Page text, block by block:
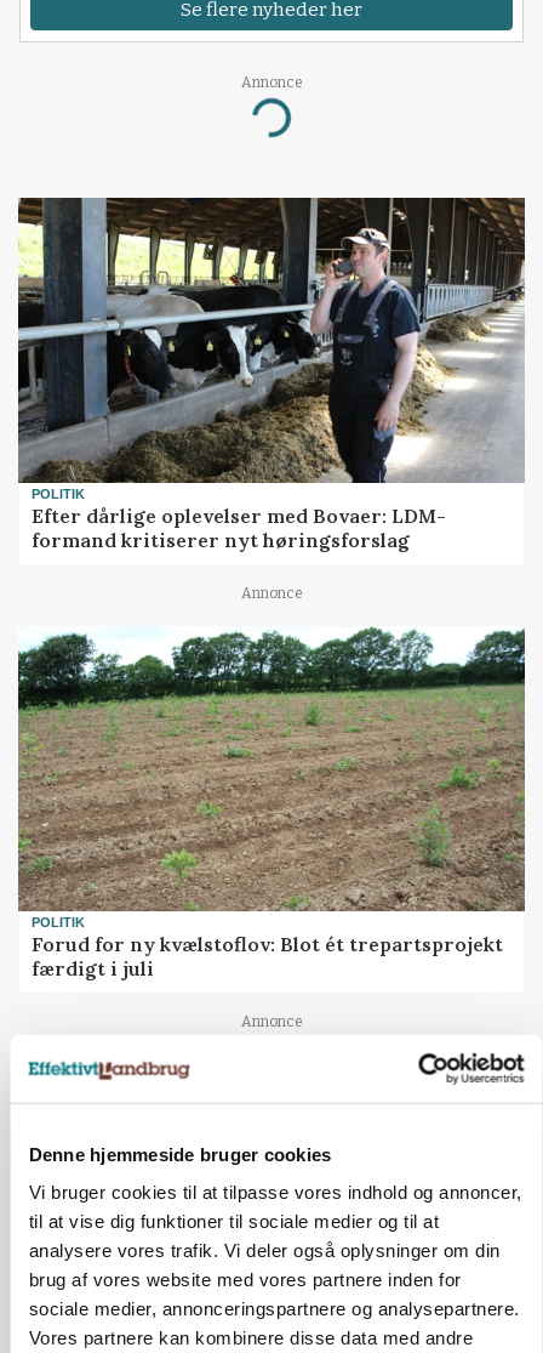
Denne hjemmeside bruger cookies
Vi bruger cookies til at tilpasse vores indhold og annoncer,
til at vise dig funktioner til sociale medier og til at
analysere vores trafik. Vi deler også oplysninger om din
brug af vores website med vores partnere inden for
sociale medier, annonceringspartnere og analysepartnere.
Vores partnere kan kombinere disse data med andre
Se flere nyheder her
Annonce
Loading...
POLITIK
Efter dårlige oplevelser med Bovaer: LDM-
formand kritiserer nyt høringsforslag
Annonce
POLITIK
Forud for ny kvælstoflov: Blot ét trepartsprojekt
færdigt i juli
Annonce
KULTUR
Annonce
Loading...
Jobs
i samarbejde med